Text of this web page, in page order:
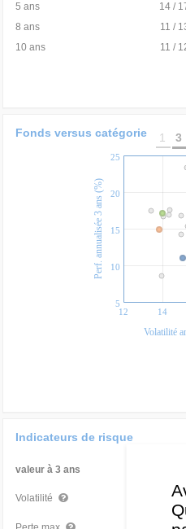
5 ans
14 /
8 ans
11 /
10 ans
11 /
Fonds versus catégorie 1 3
5
10
15
20
25
Perf. annualisée 3 ans (%)
12 14
Volatilité
Indicateurs de risque
valeur à 3 ans
Volatilité 15,06 %
-14,65 %